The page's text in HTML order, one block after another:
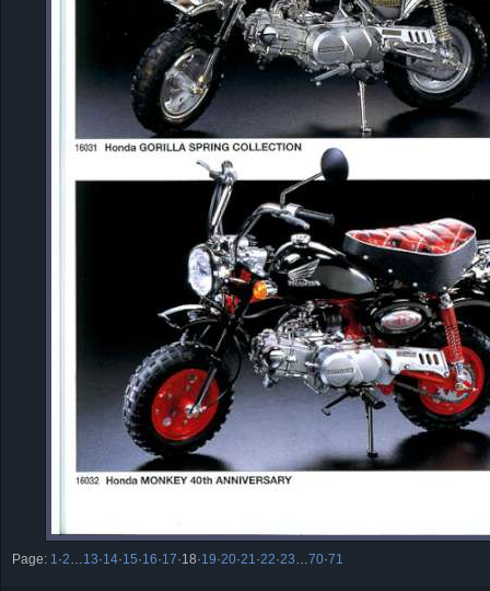
Page: 1 ·2 13·14·15·16·17·18·19·20·21 ·22·23 70·71